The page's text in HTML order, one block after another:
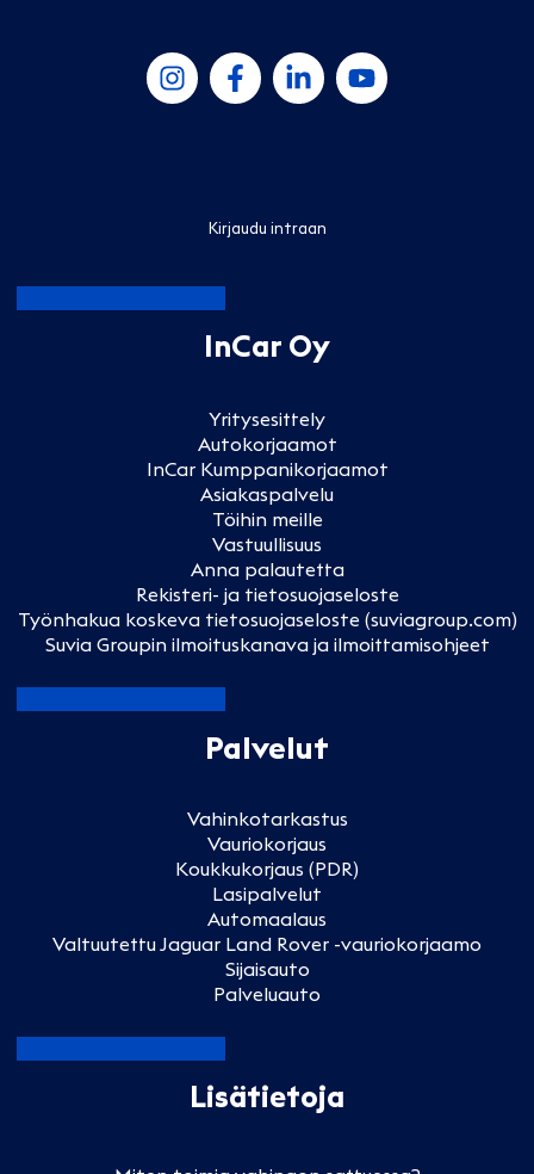
Kirjaudu intraan
InCar Oy
Yritysesittely
Autokorjaamot
InCar Kumppanikorjaamot
Asiakaspalvelu
Töihin meille
Vastuullisuus
Anna palautetta
Rekisteri- ja tietosuojaseloste
Työnhakua koskeva tietosuojaseloste (suviagroup.com)
Suvia Groupin ilmoituskanava ja ilmoittamisohjeet
Palvelut
Vahinkotarkastus
Vauriokorjaus
Koukkukorjaus (PDR)
Lasipalvelut
Automaalaus
Valtuutettu Jaguar Land Rover -vauriokorjaamo
Sijaisauto
Palveluauto
Lisätietoja